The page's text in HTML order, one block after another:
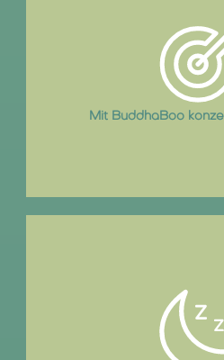
Mit BuddhaBoo
Regelmäßiges meditieren fördert
dabei äußere Ablenkungen
Schlafgeschichten unterstützen
Meditationen helfen das